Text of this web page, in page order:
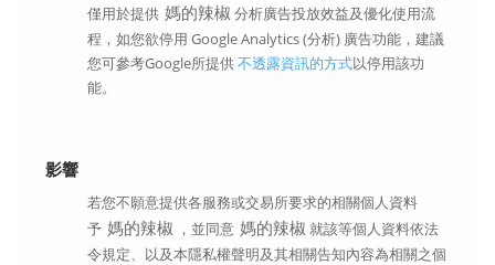
僅用於提供 媽的辣椒 分析廣告投放效益及優化使用流
程，如您欲停用 Google Analytics (分析) 廣告功能，建議
您可參考Google所提供不透露資訊的方式以停用該功
能。
影響
若您不願意提供各服務或交易所要求的相關個人資料
予 媽的辣椒 ，並同意 媽的辣椒 就該等個人資料依法
令規定、以及本隱私權聲明及其相關告知內容為相關之個